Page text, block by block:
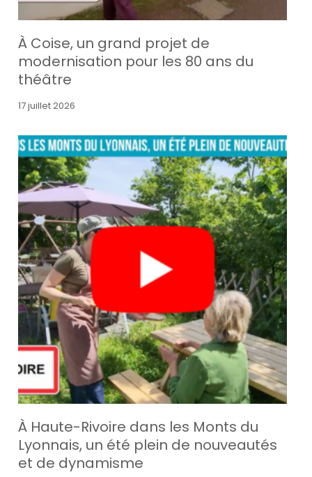
À Coise, un grand projet de
modernisation pour les 80 ans du
théâtre
17 juillet 2026
À Haute-Rivoire dans les Monts du
Lyonnais, un été plein de nouveautés
et de dynamisme